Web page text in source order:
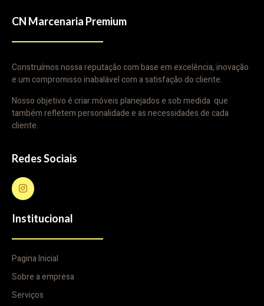
CN Marcenaria Premium
Construímos nossa reputação com base em excelência, inovação
e um compromisso inabalável com a satisfação do cliente.
Nosso objetivo é criar móveis planejados e sob medida que
também refletem personalidade e as necessidades de cada
cliente.
Redes Sociais
Institucional
Pagina Inicial
Sobre a empresa
Serviços